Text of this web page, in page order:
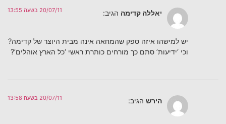
יאללה קדימה הגיב: 20/07/11 בשעה 13:55
יש למישהו איזה ספק שהמחאה אינה מבית היוצר של קדימה?
וכי ‘ידיעות’ סתם כך מורחים כותרת ראשי ‘כל הארץ אוהלים’?
הירש הגיב: 20/07/11 בשעה 13:58